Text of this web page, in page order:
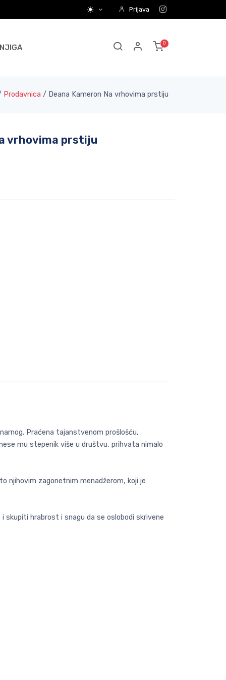
Prijava
Prodavnica / Deana Kameron Na vrhovima prstiju
vrhovima prstiju
Praćena tajanstvenom prošlošću,
mu stepenik više u društvu, prihvata nimalo
njihovim zagonetnim menadžerom, koji je
skupiti hrabrost i snagu da se oslobodi skrivene